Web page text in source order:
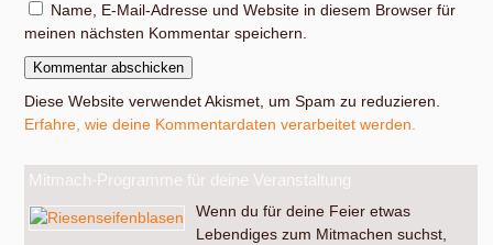
Name, E-Mail-Adresse und Website in diesem Browser für
meinen nächsten Kommentar speichern.
Diese Website verwendet Akismet, um Spam zu reduzieren.
Erfahre, wie deine Kommentardaten verarbeitet werden.
Mitmach-Programme für deine Veranstaltung
Wenn du für deine Feier etwas
Lebendiges zum Mitmachen suchst,